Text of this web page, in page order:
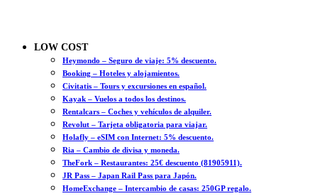
LOW COST
Heymondo – Seguro de viaje: 5% descuento.
Booking – Hoteles y alojamientos.
Civitatis – Tours y excursiones en español.
Kayak – Vuelos a todos los destinos.
Rentalcars – Coches y vehículos de alquiler.
Revolut – Tarjeta obligatoria para viajar.
Holafly – eSIM con Internet: 5% descuento.
Ria – Cambio de divisa y moneda.
TheFork – Restaurantes: 25€ descuento (81905911).
JR Pass – Japan Rail Pass para Japón.
HomeExchange – Intercambio de casas: 250GP regalo.